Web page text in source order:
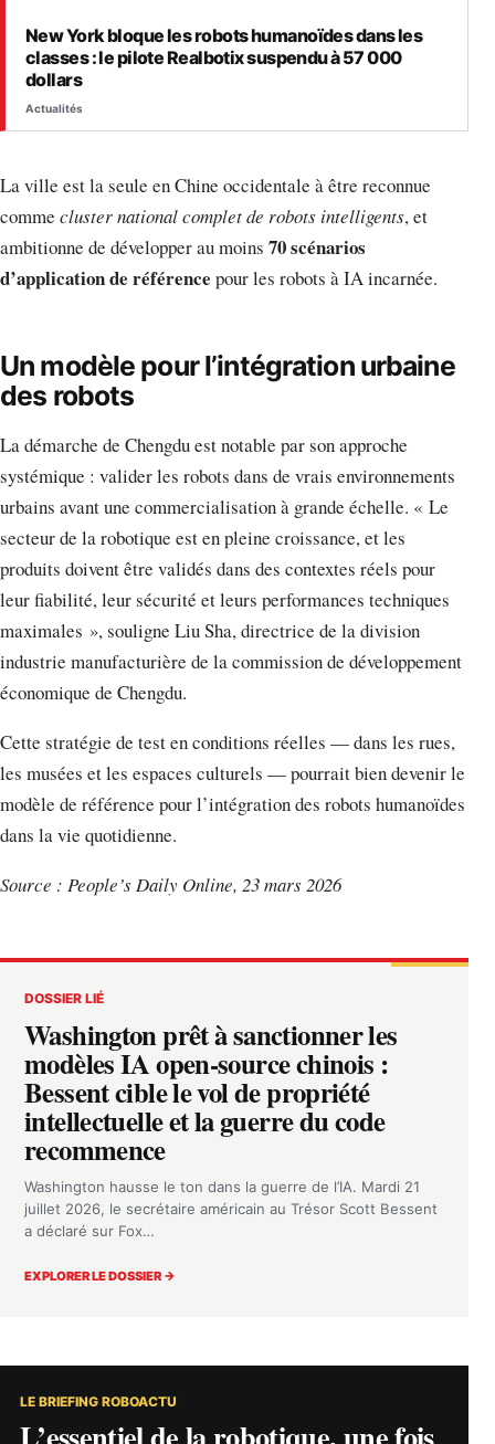
New York bloque les robots humanoïdes dans les
classes : le pilote Realbotix suspendu à 57 000
dollars
Actualités
La ville est la seule en Chine occidentale à être reconnue
comme cluster national complet de robots intelligents, et
ambitionne de développer au moins 70 scénarios
d’application de référence pour les robots à IA incarnée.
Un modèle pour l’intégration urbaine
des robots
La démarche de Chengdu est notable par son approche
systémique : valider les robots dans de vrais environnements
urbains avant une commercialisation à grande échelle. « Le
secteur de la robotique est en pleine croissance, et les
produits doivent être validés dans des contextes réels pour
leur fiabilité, leur sécurité et leurs performances techniques
maximales », souligne Liu Sha, directrice de la division
industrie manufacturière de la commission de développement
économique de Chengdu.
Cette stratégie de test en conditions réelles — dans les rues,
les musées et les espaces culturels — pourrait bien devenir le
modèle de référence pour l’intégration des robots humanoïdes
dans la vie quotidienne.
Source : People’s Daily Online, 23 mars 2026
DOSSIER LIÉ
Washington prêt à sanctionner les
modèles IA open-source chinois :
Bessent cible le vol de propriété
intellectuelle et la guerre du code
recommence
Washington hausse le ton dans la guerre de l’IA. Mardi 21
juillet 2026, le secrétaire américain au Trésor Scott Bessent
a déclaré sur Fox…
EXPLORER LE DOSSIER →
LE BRIEFING ROBOACTU